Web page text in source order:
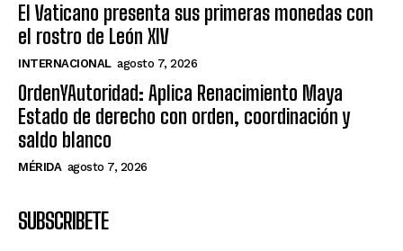
El Vaticano presenta sus primeras monedas con
el rostro de León XIV
INTERNACIONAL agosto 7, 2026
OrdenYAutoridad: Aplica Renacimiento Maya
Estado de derecho con orden, coordinación y
saldo blanco
MÉRIDA agosto 7, 2026
SUBSCRIBETE